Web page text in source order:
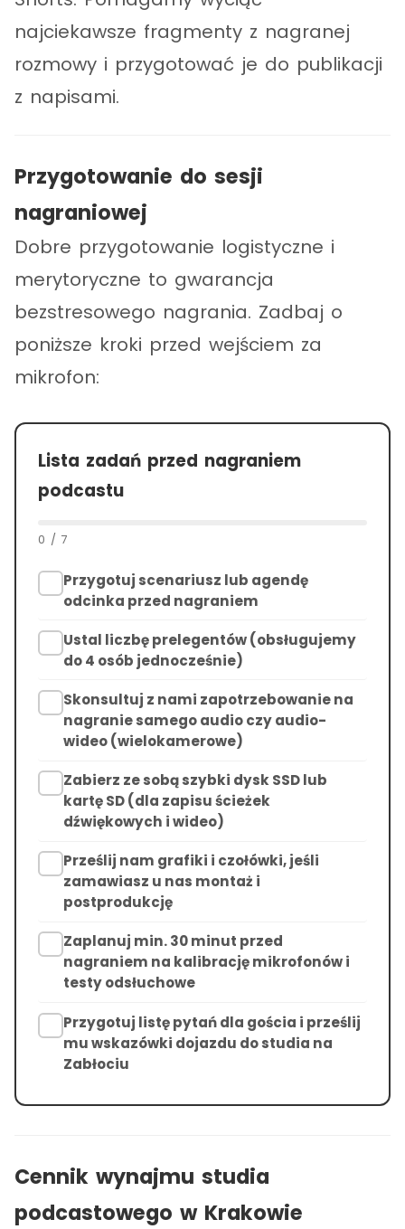
najciekawsze fragmenty z nagranej
rozmowy i przygotować je do publikacji
z napisami.
Przygotowanie do sesji
nagraniowej
Dobre przygotowanie logistyczne i
merytoryczne to gwarancja
bezstresowego nagrania. Zadbaj o
poniższe kroki przed wejściem za
mikrofon:
Lista zadań przed nagraniem
podcastu
0 / 7
Przygotuj scenariusz lub agendę
odcinka przed nagraniem
Ustal liczbę prelegentów (obsługujemy
do 4 osób jednocześnie)
Skonsultuj z nami zapotrzebowanie na
nagranie samego audio czy audio-
wideo (wielokamerowe)
Zabierz ze sobą szybki dysk SSD lub
kartę SD (dla zapisu ścieżek
dźwiękowych i wideo)
Prześlij nam grafiki i czołówki, jeśli
zamawiasz u nas montaż i
postprodukcję
Zaplanuj min. 30 minut przed
nagraniem na kalibrację mikrofonów i
testy odsłuchowe
Przygotuj listę pytań dla gościa i prześlij
mu wskazówki dojazdu do studia na
Zabłociu
Cennik wynajmu studia
podcastowego w Krakowie